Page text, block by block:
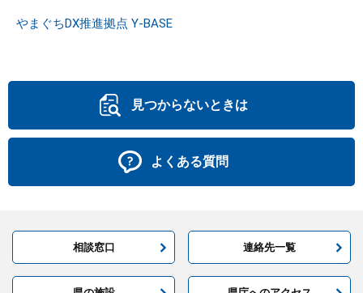
やまぐちDX推進拠点 Y-BASE
見つからないときは
よくある質問
相談窓口 連絡先一覧